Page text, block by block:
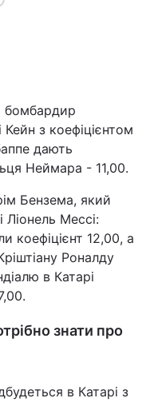
бомбардир
з коефіцієнтом
дають
Неймара - 11,00.
Бензема, який
Мессі:
коефіцієнт 12,00, а
Роналду
в Катарі
знати про
в Катарі з